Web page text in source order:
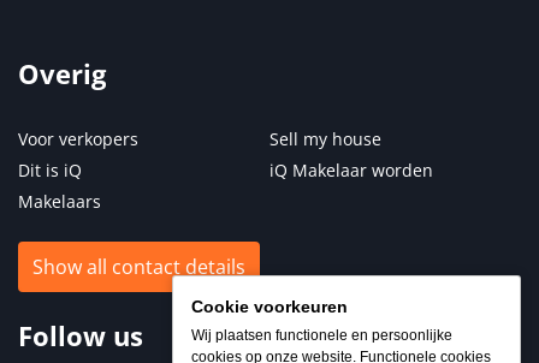
Cookie voorkeuren
Wij plaatsen functionele en persoonlijke
cookies op onze website. Functionele cookies
Overig
Voor verkopers
Dit is iQ
Makelaars
Sell my house
iQ Makelaar worden
Show all contact details
Follow us